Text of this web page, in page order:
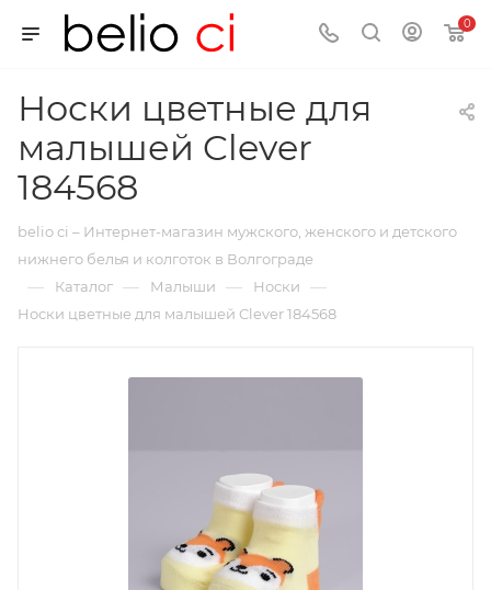
0
Носки цветные для
малышей Clever
184568
belio ci – Интернет-магазин мужского, женского и детского
нижнего белья и колготок в Волгограде
— Каталог — Малыши — Носки —
Носки цветные для малышей Clever 184568